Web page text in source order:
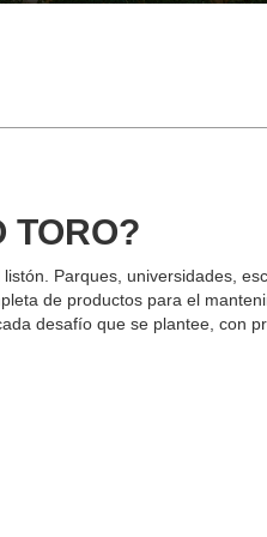
TORO?
Parques, universidades,
de productos para el
desafío que se plantee, con